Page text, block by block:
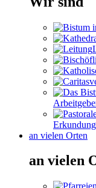
an vielen Orten
an vielen